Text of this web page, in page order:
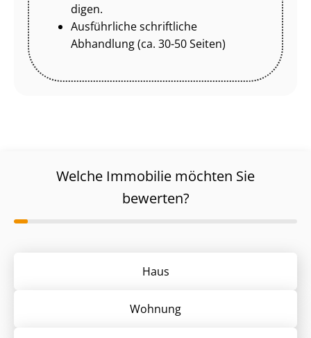
di­gen.
Ausführliche schriftliche
Abhandlung (ca. 30-50 Seiten)
Welche Immobilie möchten Sie
bewerten?
Haus
Wohnung